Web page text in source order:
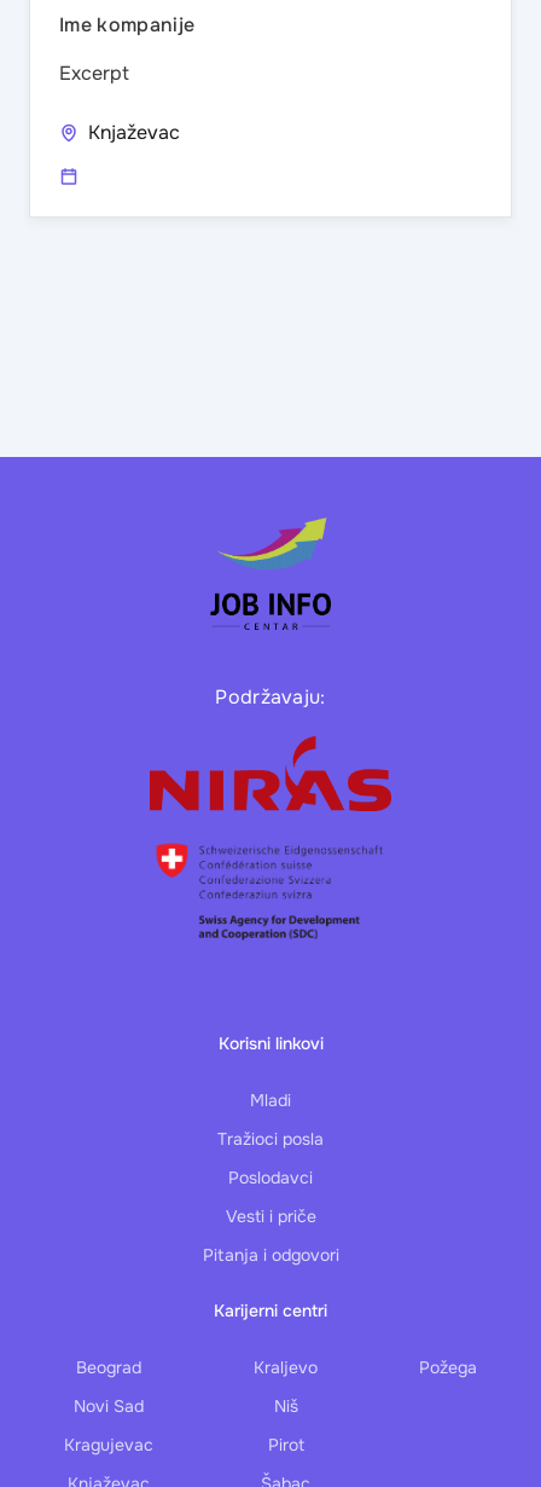
Ime kompanije
Excerpt
Knjaževac
Podržavaju:
Korisni linkovi
Mladi
Tražioci posla
Poslodavci
Vesti i priče
Pitanja i odgovori
Karijerni centri
Beograd
Novi Sad
Kragujevac
Kraljevo
Niš
Pirot
Požega